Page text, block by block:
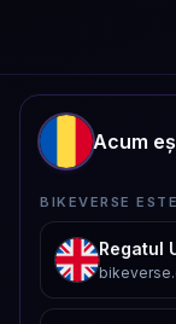
Acum
BIKEVERSE
Regatul